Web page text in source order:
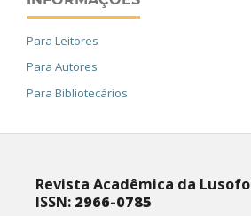
Para Leitores
Para Autores
Para Bibliotecários
Revista Acadêmica da
ISSN: 2966-0785